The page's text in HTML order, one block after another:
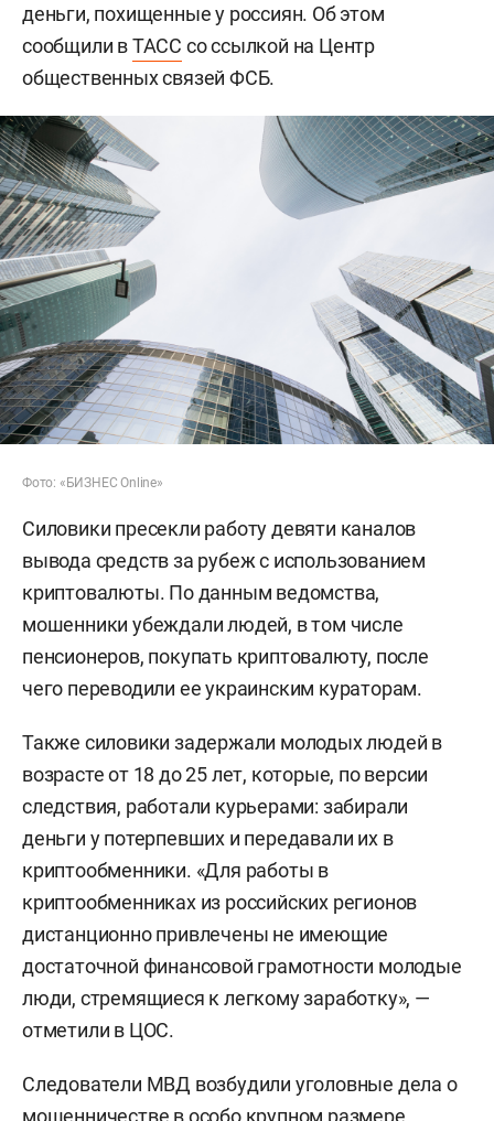
деньги, похищенные у россиян. Об этом
сообщили вТАСС со ссылкой на Центр
общественных связей ФСБ.
Фото: «БИЗНЕС Online»
Силовики пресекли работу девяти каналов
вывода средств за рубеж с использованием
криптовалюты. По данным ведомства,
мошенники убеждали людей, в том числе
пенсионеров, покупать криптовалюту, после
чего переводили ее украинским кураторам.
Также силовики задержали молодых людей в
возрасте от 18 до 25 лет, которые, по версии
следствия, работали курьерами: забирали
деньги у потерпевших и передавали их в
криптообменники. «Для работы в
криптообменниках из российских регионов
дистанционно привлечены не имеющие
достаточной финансовой грамотности молодые
люди, стремящиеся к легкому заработку», —
отметили в ЦОС.
Следователи МВД возбудили уголовные дела о